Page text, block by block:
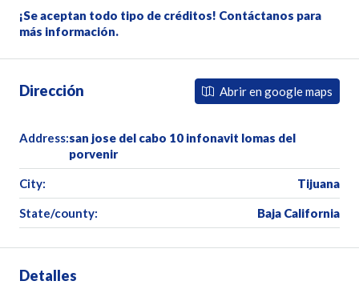
¡Se aceptan todo tipo de créditos! Contáctanos para
más información.
Dirección Abrir en google maps
Address:san jose del cabo 10 infonavit lomas del
porvenir
City: Tijuana
State/county: Baja California
Detalles